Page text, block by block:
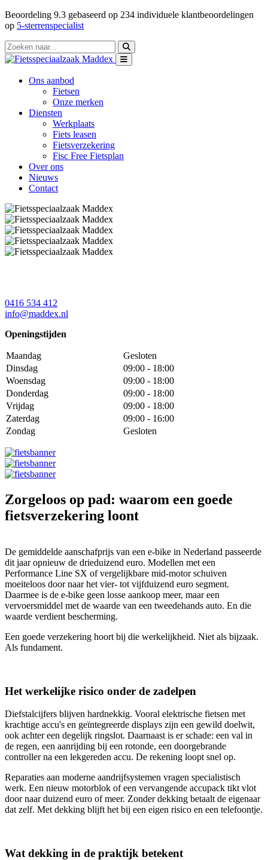
Beoordeling 9.3 gebaseerd op 234 individuele klantbeoordelingen
op 5-sterrenspecialist
Ons aanbod
Fietsen
Onze merken
Diensten
Werkplaats
Fiets leasen
Fietsverzekering
Fisc Free Fietsplan
Over ons
Nieuws
Contact
0416 534 412
info@maddex.nl
Openingstijden
Maandag
Gesloten
Dinsdag
09:00 - 18:00
Woensdag
09:00 - 18:00
Donderdag
09:00 - 18:00
Vrijdag
09:00 - 18:00
Zaterdag
09:00 - 16:00
Zondag
Gesloten
Zorgeloos op pad: waarom een goede
fietsverzekering loont
De gemiddelde aanschafprijs van een e-bike in Nederland passeerde
dit jaar opnieuw de drieduizend euro. Modellen met een
Performance Line SX of vergelijkbare mid-motor schuiven
moeiteloos door naar het vier- tot vijfduizend euro segment.
Daarmee is de e-bike geen losse aankoop meer, maar een
vervoersmiddel met de waarde van een tweedehands auto. En die
waarde verdient bescherming.
Een goede verzekering hoort bij die werkelijkheid. Niet als bijzaak.
Als fundament.
Het werkelijke risico onder de zadelpen
Diefstalcijfers blijven hardnekkig. Vooral elektrische fietsen met
krachtige accu's en geïntegreerde displays zijn een gewild doelwit,
ook achter een degelijk ringslot. Daarnaast is er schade: een val in
de regen, een aanrijding bij een rotonde, een doorgebrande
controller na een lekgereden accu. De rekening loopt snel op.
Reparaties aan moderne aandrijfsystemen vragen specialistisch
werk. Een nieuw motorblok of een vervangende accupack tikt vlot
door naar duizend euro of meer. Zonder dekking betaalt de eigenaar
dat zelf. Met dekking blijft het bij een eigen risico en een telefoontje.
Wat dekking in de praktijk betekent